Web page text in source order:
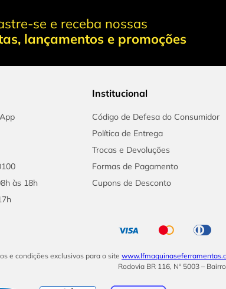
se e receba nossas
lançamentos e promoções
às 18h
Institucional
Código de Defesa do Consumidor
Política de Entrega
Trocas e Devoluções
Formas de Pagamento
Cupons de Desconto
e condições exclusivos para o site
Rodovia BR 116, Nº 5003 –